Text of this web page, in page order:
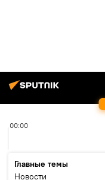
00:00
Главные темы
Новости